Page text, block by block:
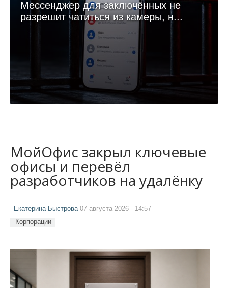
Мессенджер для заключённых не
разрешит чатиться из камеры, н...
МойОфис закрыл ключевые
офисы и перевёл
разработчиков на удалёнку
Екатерина Быстрова 07 августа 2026 - 14:57
Корпорации